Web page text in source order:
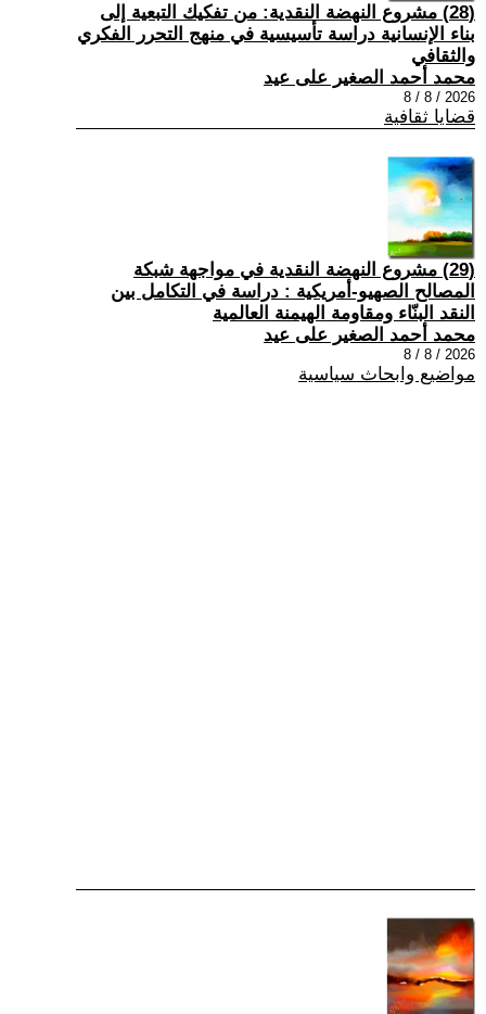
(28) مشروع النهضة النقدية: من تفكيك التبعية إلى
بناء الإنسانية دراسة تأسيسية في منهج التحرر الفكري
والثقافي
محمد أحمد الصغير على عيد
2026 / 8 / 8
قضايا ثقافية
(29) مشروع النهضة النقدية في مواجهة شبكة
المصالح الصهيو-أمريكية : دراسة في التكامل بين
النقد البنّاء ومقاومة الهيمنة العالمية
محمد أحمد الصغير على عيد
2026 / 8 / 8
مواضيع وابحاث سياسية